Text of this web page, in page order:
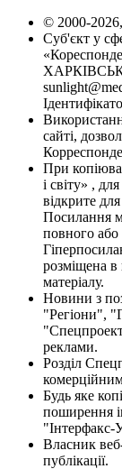
© 2000-
Суб'єкт у
сайті,
При
і світу» ,
відкрите
Посилання
повного або
розміщена в
матеріалу.
Новини з
"Регіони",
реклами.
Розділ
Будь яке
поширення
"Інтерфакс-
Власник
публікації.